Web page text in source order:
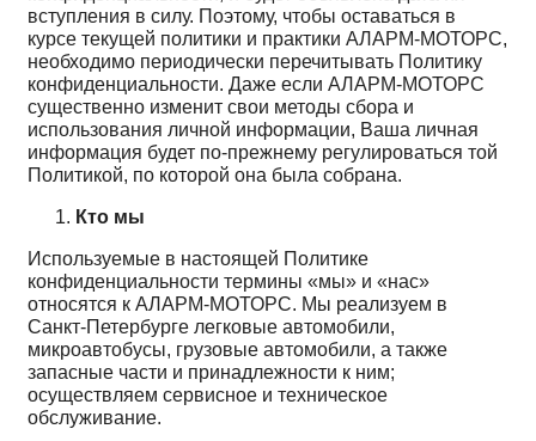
вступления в силу. Поэтому, чтобы оставаться в
курсе текущей политики и практики АЛАРМ-МОТОРС,
необходимо периодически перечитывать Политику
конфиденциальности. Даже если АЛАРМ-МОТОРС
существенно изменит свои методы сбора и
использования личной информации, Ваша личная
информация будет по-прежнему регулироваться той
Политикой, по которой она была собрана.
Кто мы
Используемые в настоящей Политике
конфиденциальности термины «мы» и «нас»
относятся к АЛАРМ-МОТОРС. Мы реализуем в
Санкт-Петербурге легковые автомобили,
микроавтобусы, грузовые автомобили, а также
запасные части и принадлежности к ним;
осуществляем сервисное и техническое
обслуживание.